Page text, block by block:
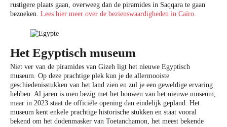
rustigere plaats gaan, overweeg dan de piramides in Saqqara te gaan
bezoeken. Lees hier meer over de bezienswaardigheden in Caïro
Het Egyptisch museum
Niet ver van de piramides van Gizeh ligt het nieuwe Egyptisch
museum. Op deze prachtige plek kun je de allermooiste
geschiedenisstukken van het land zien en zul je een geweldige ervaring
hebben. Al jaren is men bezig met het bouwen van het nieuwe museum,
maar in 2023 staat de officiële opening dan eindelijk gepland. Het
museum kent enkele prachtige historische stukken en staat vooral
bekend om het dodenmasker van Toetanchamon, het meest bekende